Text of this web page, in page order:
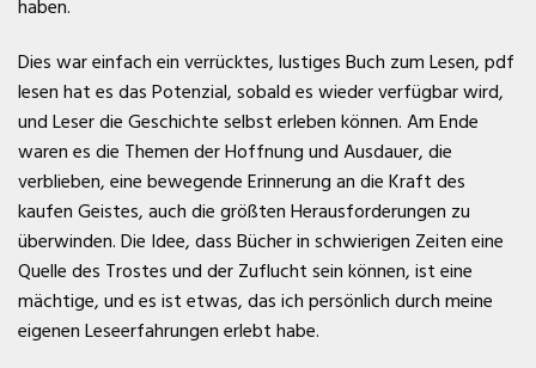
haben.
Dies war einfach ein verrücktes, lustiges Buch zum Lesen, pdf
lesen hat es das Potenzial, sobald es wieder verfügbar wird,
und Leser die Geschichte selbst erleben können. Am Ende
waren es die Themen der Hoffnung und Ausdauer, die
verblieben, eine bewegende Erinnerung an die Kraft des
kaufen Geistes, auch die größten Herausforderungen zu
überwinden. Die Idee, dass Bücher in schwierigen Zeiten eine
Quelle des Trostes und der Zuflucht sein können, ist eine
mächtige, und es ist etwas, das ich persönlich durch meine
eigenen Leseerfahrungen erlebt habe.